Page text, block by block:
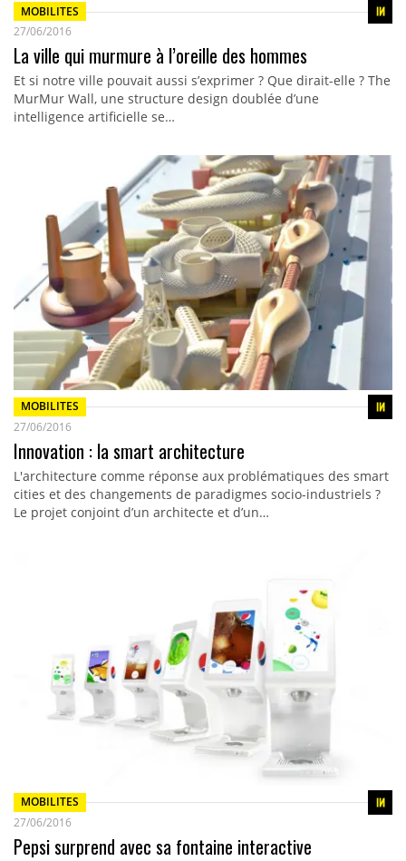
MOBILITES
27/06/2016
La ville qui murmure à l’oreille des hommes
Et si notre ville pouvait aussi s’exprimer ? Que dirait-elle ? The
MurMur Wall, une structure design doublée d’une
intelligence artificielle se…
MOBILITES
27/06/2016
Innovation : la smart architecture
L'architecture comme réponse aux problématiques des smart
cities et des changements de paradigmes socio-industriels ?
Le projet conjoint d’un architecte et d’un…
MOBILITES
27/06/2016
Pepsi surprend avec sa fontaine interactive